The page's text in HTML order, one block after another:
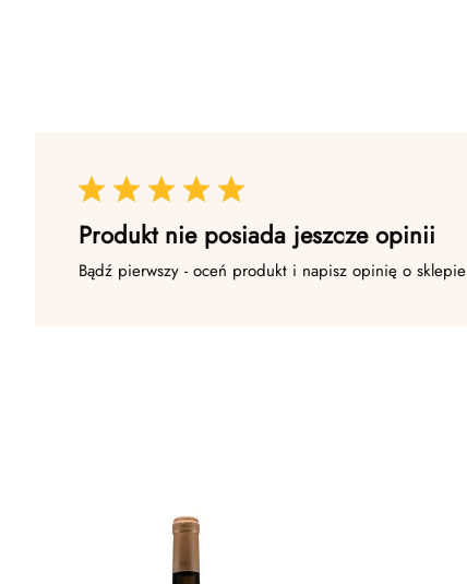
Produkt nie posiada jeszcze opinii
Bądź pierwszy - oceń produkt i napisz opinię o sklepie